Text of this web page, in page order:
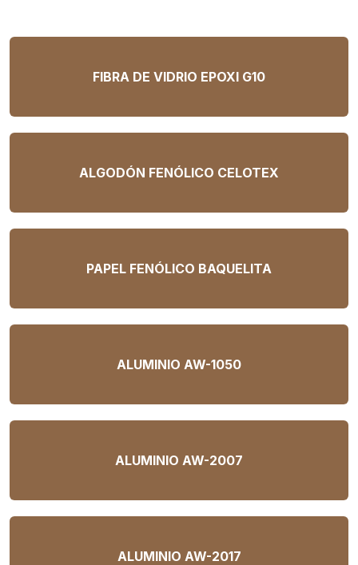
FIBRA DE VIDRIO EPOXI G10
ALGODÓN FENÓLICO CELOTEX
PAPEL FENÓLICO BAQUELITA
ALUMINIO AW-1050
ALUMINIO AW-2007
ALUMINIO AW-2017